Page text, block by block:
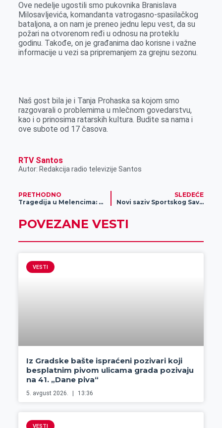
r
n
A
p
p
i
l
Ove nedelje ugostili smo pukovnika Branislava
Milosavljevića, komandanta vatrogasno-spasilačkog
bataljona, a on nam je preneo jednu lepu vest, da su
požari na otvorenom ređi u odnosu na proteklu
godinu. Takođe, on je građanima dao korisne i važne
informacije u vezi sa pripremanjem za grejnu sezonu.
Naš gost bila je i Tanja Prohaska sa kojom smo
razgovarali o problemima u mlečnom govedarstvu,
kao i o prinosima ratarskih kultura. Budite sa nama i
ove subote od 17 časova.
RTV Santos
Autor: Redakcija radio televizije Santos
PRETHODNO
Tragedija u Melencima: pronađena beživotna tela
SLEDEĆE
Novi saziv Sportskog Saveza Opštine Žitište
POVEZANE VESTI
VESTI
Iz Gradske bašte ispraćeni pozivari koji
besplatnim pivom ulicama grada pozivaju
na 41. „Dane piva“
5. avgust 2026. 13:36
VESTI